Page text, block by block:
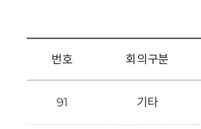
번호 회의구분
91 기타